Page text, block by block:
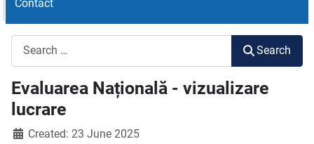
Contact
Search
Evaluarea Națională - vizualizare
lucrare
Created: 23 June 2025